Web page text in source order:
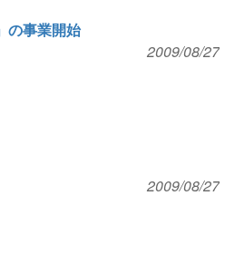
の事業開始
2009/08/27
2009/08/27